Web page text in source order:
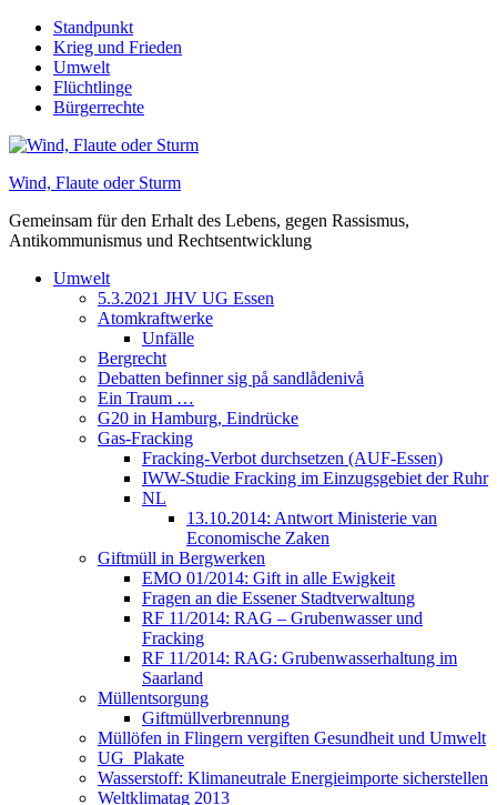
Skip
content
Standpunkt
Krieg und Frieden
Umwelt
Flüchtlinge
Bürgerrechte
Wind, Flaute oder Sturm
Gemeinsam für den Erhalt des Lebens, gegen Rassismus,
Antikommunismus und Rechtsentwicklung
Umwelt
5.3.2021 JHV UG Essen
Atomkraftwerke
Unfälle
Bergrecht
Debatten befinner sig på sandlådenivå
Ein Traum …
G20 in Hamburg, Eindrücke
Gas-Fracking
Fracking-Verbot durchsetzen (AUF-Essen)
IWW-Studie Fracking im Einzugsgebiet der Ruhr
NL
13.10.2014: Antwort Ministerie van
Economische Zaken
Giftmüll in Bergwerken
EMO 01/2014: Gift in alle Ewigkeit
Fragen an die Essener Stadtverwaltung
RF 11/2014: RAG – Grubenwasser und
Fracking
RF 11/2014: RAG: Grubenwasserhaltung im
Saarland
Müllentsorgung
Giftmüllverbrennung
Müllöfen in Flingern vergiften Gesundheit und Umwelt
UG_Plakate
Wasserstoff: Klimaneutrale Energieimporte sicherstellen
Weltklimatag 2013